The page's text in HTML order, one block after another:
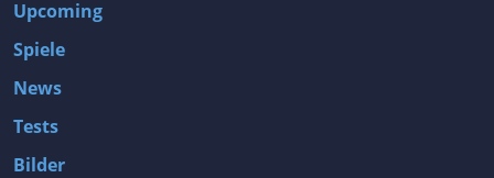
Upcoming
Spiele
News
Tests
Bilder